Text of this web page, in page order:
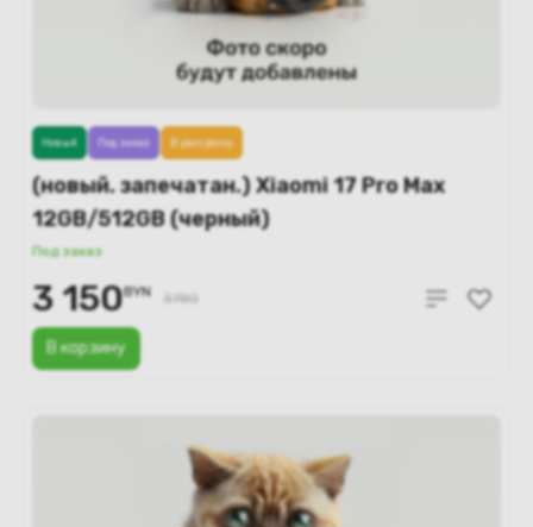
(новый. запечатан.) Xiaomi 17 Pro Max
12GB/512GB (черный)
Под заказ
В корзину
Новый Под заказ В рассрочку
3 150BYN 3780